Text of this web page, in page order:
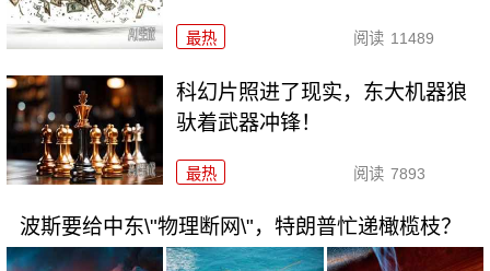
最热 阅读 11489
科幻片照进了现实，东大机器狼
驮着武器冲锋！
最热 阅读 7893
波斯要给中东\"物理断网\"，特朗普忙递橄榄枝？